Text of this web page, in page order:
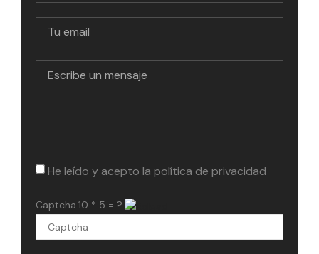
He leído y acepto la política de privacidad
Captcha 10 * 5 = ?